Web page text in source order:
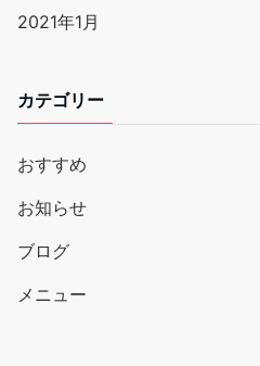
2021年1月
カテゴリー
おすすめ
お知らせ
ブログ
メニュー